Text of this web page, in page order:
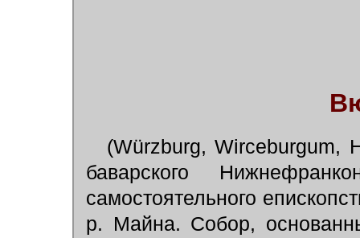
(Würzburg, Wirceburgum,
баварского
самостоятельного
р. Майна. Собор,